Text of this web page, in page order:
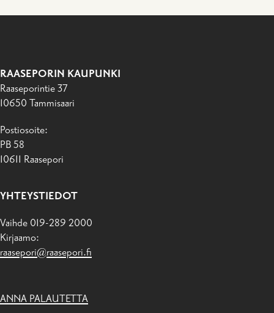
RAASEPORIN KAUPUNKI
Raaseporintie 37
10650 Tammisaari
Postiosoite:
PB 58
10611 Raasepori
YHTEYSTIEDOT
Vaihde 019-289 2000
Kirjaamo:
raasepori@raasepori.fi
ANNA PALAUTETTA